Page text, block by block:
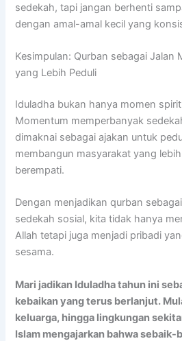
sedekah, tapi jangan berhenti
dengan amal-amal kecil yang
Kesimpulan: Qurban sebagai Jalan
yang Lebih Peduli
Iduladha bukan hanya momen
Momentum memperbanyak
dimaknai sebagai ajakan untuk
membangun masyarakat yang
berempati.
Dengan menjadikan qurban
sedekah sosial, kita tidak hanya
Allah tetapi juga menjadi pribadi
sesama.
Mari jadikan Iduladha tahun ini
kebaikan yang terus berlanjut.
keluarga, hingga lingkungan
Islam mengajarkan bahwa sebaik-